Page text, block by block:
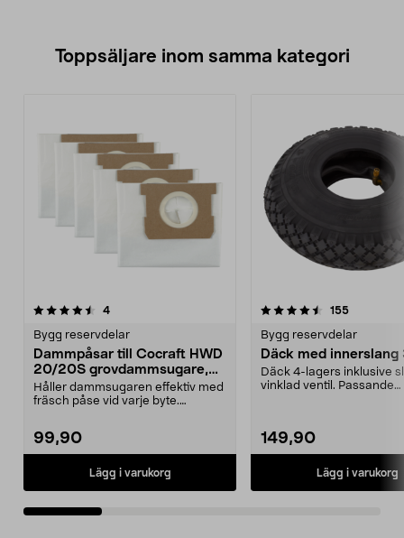
Toppsäljare inom samma kategori
4recensioner
Bygg reservdelar
Dammpåsar till Cocraft HWD
20/20S grovdammsugare,
5-pack
Håller dammsugaren effektiv med
fräsch påse vid varje byte.
99,90
Lägg i varukorg
4.5 av 5 stjärnor 155
Bygg reservdelar
Däck med
Däck 4-lagers inklusive
vinklad ventil. Passande
149,90
Lägg i varukorg
5.0 av 5 stjärnor